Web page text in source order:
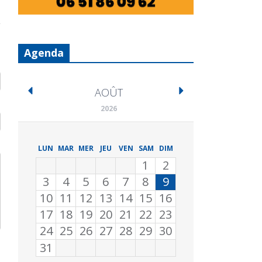
Agenda
AOÛT
2026
LUN MAR MER JEU VEN SAM DIM
1
2
3
4 5 6 7 8
9
10 11 12 13 14 15 16
17 18 19 20 21 22 23
24 25 26 27 28 29 30
31